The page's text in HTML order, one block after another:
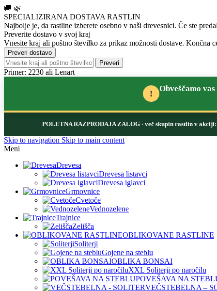
🚚 🌿
SPECIALIZIRANA DOSTAVA RASTLIN
Najbolje je, da rastline izberete osebno v naši drevesnici. Če ste
Preverite dostavo v svoj kraj
Vnesite kraj ali poštno številko za prikaz možnosti dostave. Končna
Preveri dostavo
Preveri
Primer: 2230 ali Lenart
! Obveščamo
POLETNA RAZPRODAJA ZALOG· več skupin rastlin v
Skip to navigation Skip to main content
Meni
Drevesa
Drevesa listavci
Drevesa iglavci
Grmovnice
Cvetoče
Vednozelene
Trajnice
Zelišča
OBLIKOVANE RASTLINE
Soliterji
Gojene na steblu
OBLIKA BONSAI
XXL Soliterji po naročilu
POVEŠAVA NA
VEČSTEBELNA –